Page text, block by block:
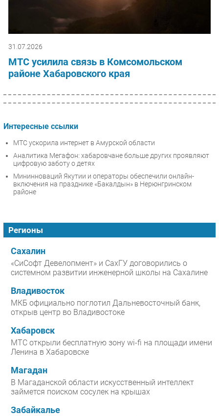
31.07.2026
МТС усилила связь в Комсомольском
районе Хабаровского края
Интересные ссылки
МТС ускорила интернет в Амурской области
Аналитика Мегафон: хабаровчане больше других проявляют
цифровую заботу о детях
Мининноваций Якутии и операторы обеспечили онлайн-
включения на празднике «Бакалдын» в Нерюнгринском
районе
Регионы
Сахалин
«СиСофт Девелопмент» и СахГУ договорились о
системном развитии инженерной школы на Сахалине
Владивосток
МКБ официально поглотил Дальневосточный банк,
открыв центр во Владивостоке
Хабаровск
МТС открыли бесплатную зону wi-fi на площади имени
Ленина в Хабаровске
Магадан
В Магаданской области искусственный интеллект
займется поиском сосулек на крышах
Забайкалье